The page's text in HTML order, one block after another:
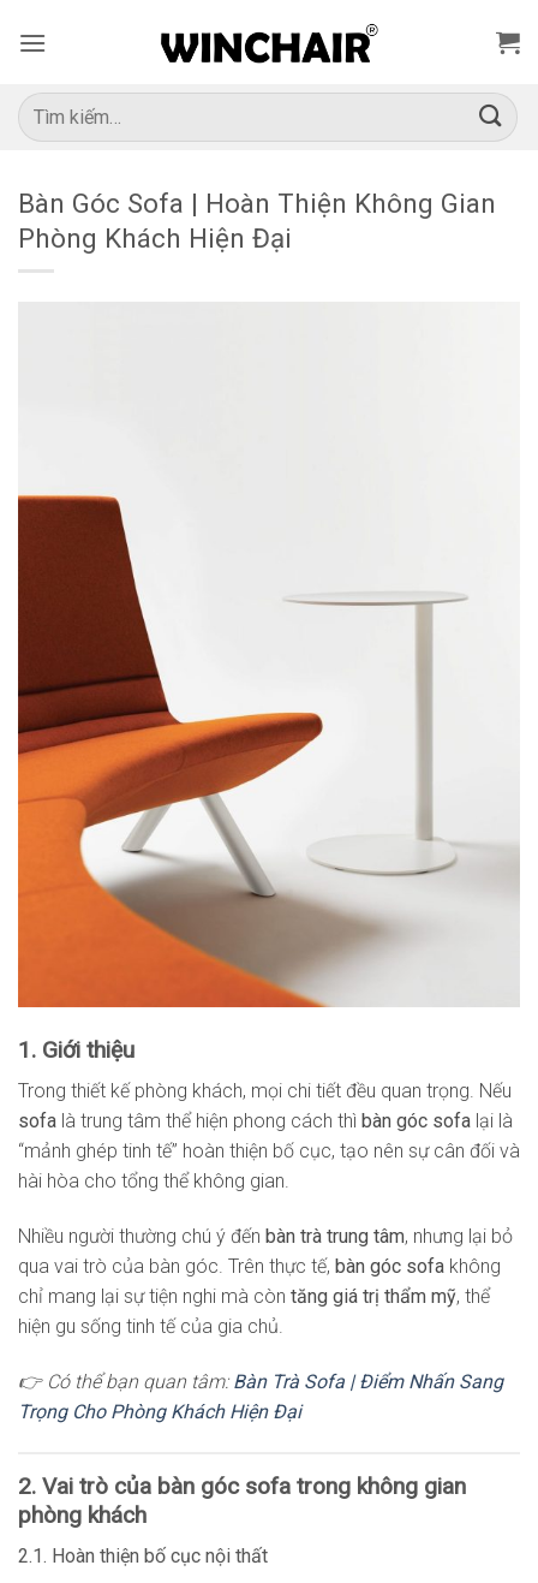
qua
dung
Tìm
kiếm:
Bàn Góc Sofa | Hoàn Thiện Không Gian
Phòng Khách Hiện Đại
1. Giới thiệu
Trong thiết kế phòng khách, mọi chi tiết đều quan trọng. Nếu
sofa là trung tâm thể hiện phong cách thì bàn góc sofa lại là
“mảnh ghép tinh tế” hoàn thiện bố cục, tạo nên sự cân đối và
hài hòa cho tổng thể không gian.
Nhiều người thường chú ý đến bàn trà trung tâm, nhưng lại bỏ
qua vai trò của bàn góc. Trên thực tế, bàn góc sofa không
chỉ mang lại sự tiện nghi mà còn tăng giá trị thẩm mỹ, thể
hiện gu sống tinh tế của gia chủ.
👉 Có thể bạn quan tâm: Bàn Trà Sofa | Điểm Nhấn Sang
Trọng Cho Phòng Khách Hiện Đại
2. Vai trò của bàn góc sofa trong không gian
phòng khách
2.1. Hoàn thiện bố cục nội thất